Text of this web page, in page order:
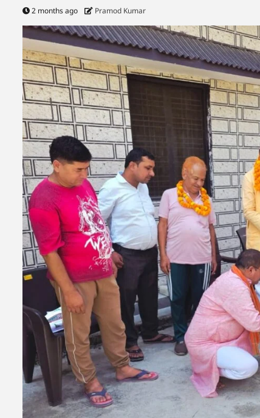
2 months ago Pramod Kumar